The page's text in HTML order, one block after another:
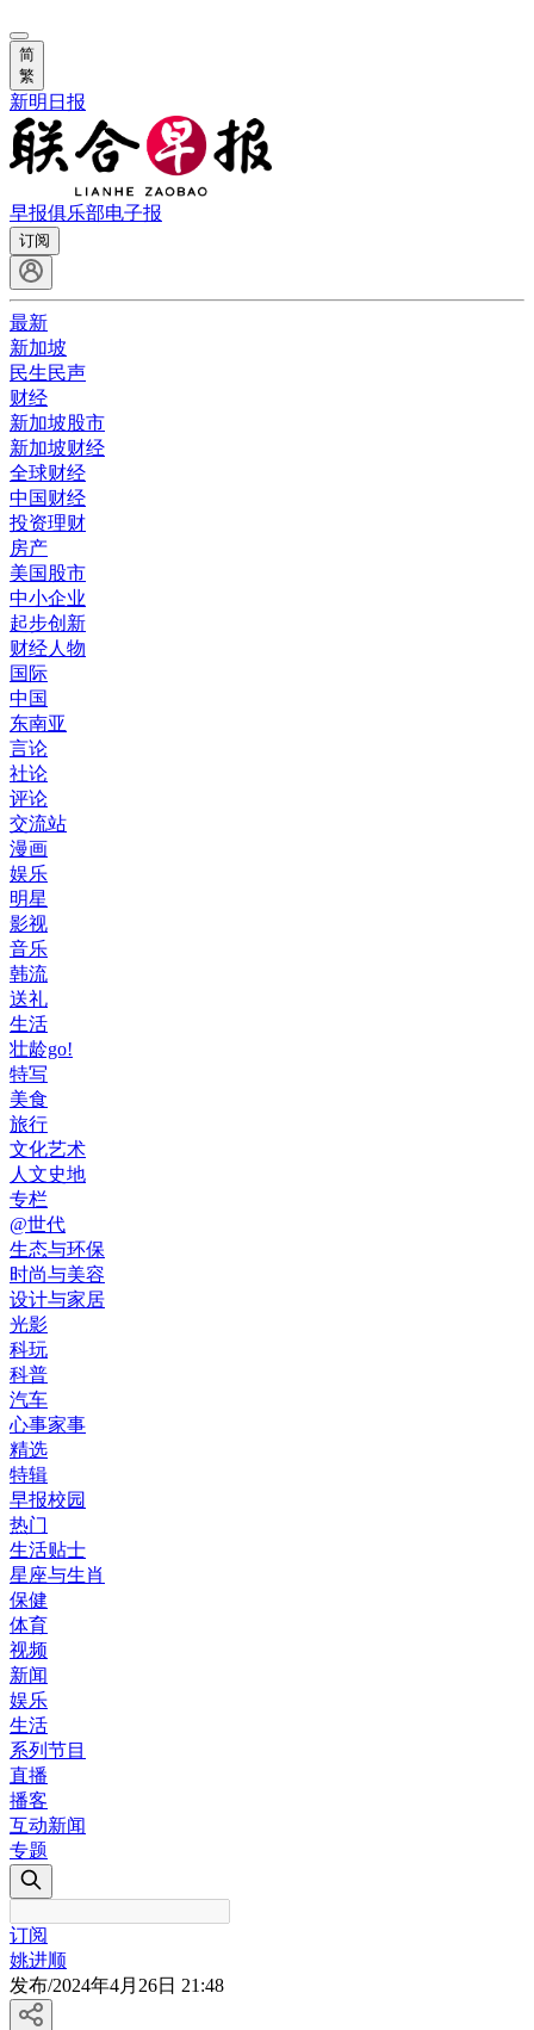
简
繁
新明日报
早报俱乐部电子报
订阅
最新
新加坡
民生民声
财经
新加坡股市
新加坡财经
全球财经
中国财经
投资理财
房产
美国股市
中小企业
起步创新
财经人物
国际
中国
东南亚
言论
社论
评论
交流站
漫画
娱乐
明星
影视
音乐
韩流
送礼
生活
壮龄go!
特写
美食
旅行
文化艺术
人文史地
专栏
@世代
生态与环保
时尚与美容
设计与家居
光影
科玩
科普
汽车
心事家事
精选
特辑
早报校园
热门
生活贴士
星座与生肖
保健
体育
视频
新闻
娱乐
生活
系列节目
直播
播客
互动新闻
专题
订阅
姚进顺
发布/2024年4月26日 21:48